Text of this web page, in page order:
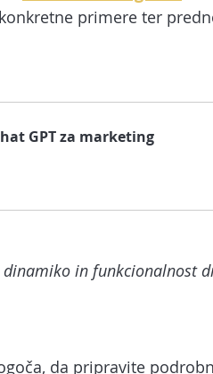
primere ter
GPT za marketing
in funkcionalnost
da pripravite